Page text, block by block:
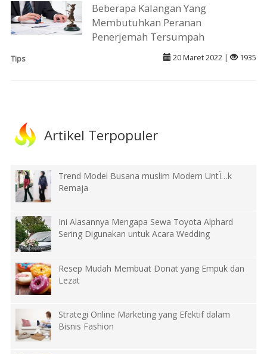
Beberapa Kalangan Yang
Membutuhkan Peranan
Penerjemah Tersumpah
Tips 20 Maret 2022 | 1935
Artikel Terpopuler
Trend Model Busana muslim Modern UntÏ…k
Remaja
Ini Alasannya Mengapa Sewa Toyota Alphard
Sering Digunakan untuk Acara Wedding
Resep Mudah Membuat Donat yang Empuk dan
Lezat
Strategi Online Marketing yang Efektif dalam
Bisnis Fashion